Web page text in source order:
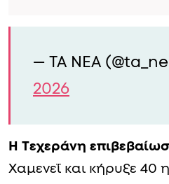
— TA NEA
2026
Η Τεχεράνη
Χαμενεΐ και κήρυξε 40